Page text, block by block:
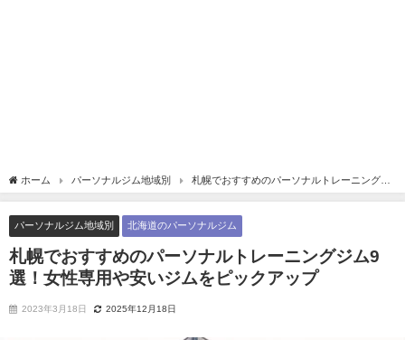
ホーム パーソナルジム地域別
札幌でおすすめのパーソナルトレーニングジ
ム9選！女性専用や安いジムをピックアップ
パーソナルジム地域別 北海道のパーソナルジム
札幌でおすすめのパーソナルトレーニングジム9
選！女性専用や安いジムをピックアップ
2023年3月18日 2025年12月18日